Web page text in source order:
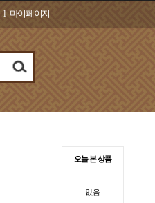
마이페이지
l
오늘 본 상품
없음